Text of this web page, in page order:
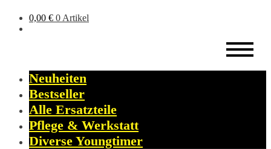
0,00 € 0 Artikel
Neuheiten
Bestseller
Alle Ersatzteile
Pflege & Werkstatt
Diverse Youngtimer